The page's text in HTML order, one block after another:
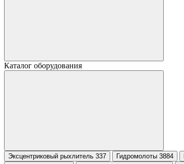
Каталог оборудования
Эксцентриковый рыхлитель 337 Гидромолоты 3884